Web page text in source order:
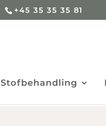
+45 35 35 35 81
Stofbehandling